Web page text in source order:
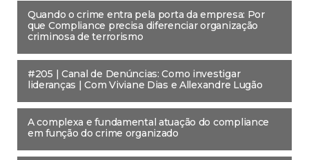
Quando o crime entra pela porta da empresa: Por
que Compliance precisa diferenciar organização
criminosa de terrorismo
#205 | Canal de Denúncias: Como investigar
lideranças | Com Viviane Dias e Allexandre Lugão
A complexa e fundamental atuação do compliance
em função do crime organizado